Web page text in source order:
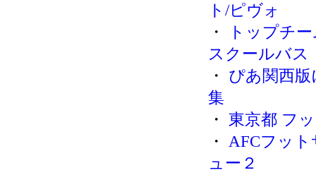
ト/ピヴォ
・
トップチ
スクールバス
・ ぴあ関西
集
・ 東京都 フ
・ AFCフッ
ュー２